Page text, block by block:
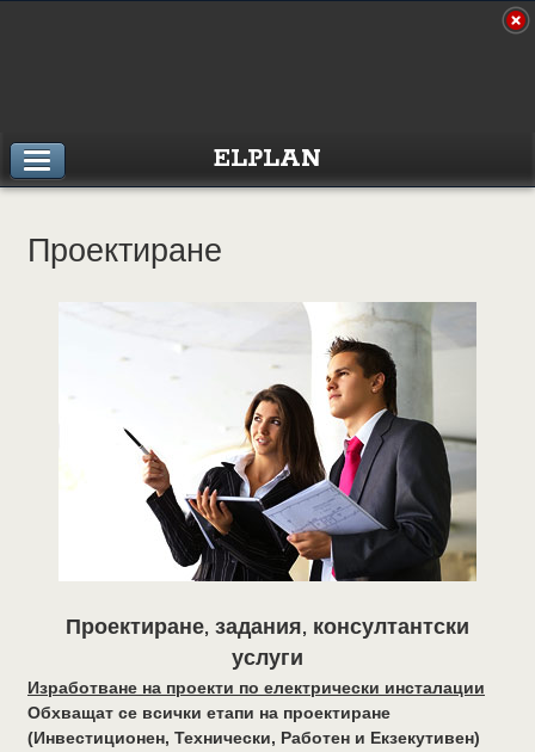
ELPLAN
Проектиране
Проектиране, задания, консултантски
услуги
Изработване на проекти по електрически инсталации
Обхващат се всички етапи на проектиране
(Инвестиционен, Технически, Работен и Екзекутивен)